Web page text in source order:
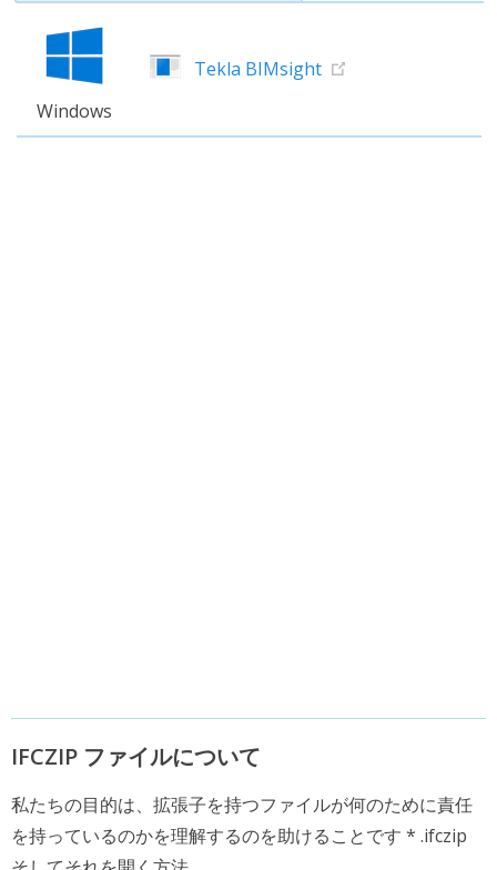
Windows
Tekla BIMsight
IFCZIP ファイルについて
私たちの目的は、拡張子を持つファイルが何のために責任
を持っているのかを理解するのを助けることです * .ifczip